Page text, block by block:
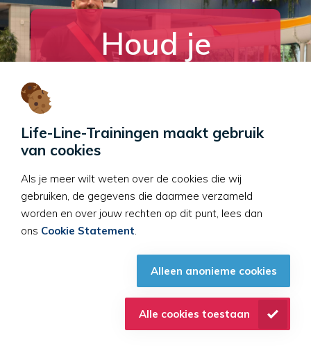
Life-Line-Trainingen maakt gebruik
van cookies
Als je meer wilt weten over de cookies die wij
gebruiken, de gegevens die daarmee verzameld
worden en over jouw rechten op dit punt, lees dan
ons Cookie Statement
Alleen anonieme cookies
Alle cookies toestaan
Houd je
Op de hoogte
blijven?